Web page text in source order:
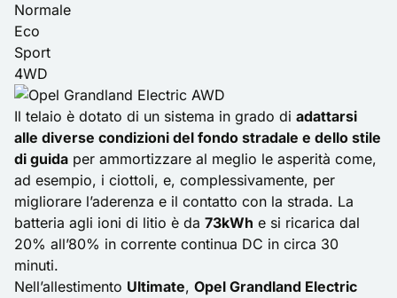
Normale
Eco
Sport
4WD
Il telaio è dotato di un sistema in grado di adattarsi
alle diverse condizioni del fondo stradale e dello stile
di guida per ammortizzare al meglio le asperità come,
ad esempio, i ciottoli, e, complessivamente, per
migliorare l’aderenza e il contatto con la strada. La
batteria agli ioni di litio è da 73kWh e si ricarica dal
20% all’80% in corrente continua DC in circa 30
minuti.
Nell’allestimento Ultimate, Opel Grandland Electric